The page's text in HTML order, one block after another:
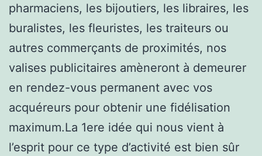
pharmaciens, les bijoutiers, les libraires, les
buralistes, les fleuristes, les traiteurs ou
autres commerçants de proximités, nos
valises publicitaires amèneront à demeurer
en rendez-vous permanent avec vos
acquéreurs pour obtenir une fidélisation
maximum.La 1ere idée qui nous vient à
l’esprit pour ce type d’activité est bien sûr